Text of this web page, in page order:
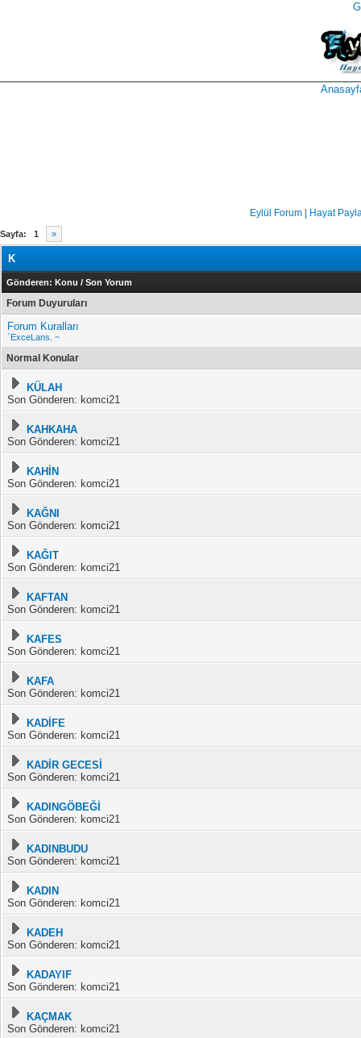
Eylül Forum | Hayat
Sayfa: 1 »
K
Gönderen: Konu / Son Yorum
Forum Duyuruları
Forum Kuralları
`ExceLans. ~
Normal Konular
KÜLAH
Son Gönderen: komci21
KAHKAHA
Son Gönderen: komci21
KAHİN
Son Gönderen: komci21
KAĞNI
Son Gönderen: komci21
KAĞIT
Son Gönderen: komci21
KAFTAN
Son Gönderen: komci21
KAFES
Son Gönderen: komci21
KAFA
Son Gönderen: komci21
KADİFE
Son Gönderen: komci21
KADİR GECESİ
Son Gönderen: komci21
KADINGÖBEĞİ
Son Gönderen: komci21
KADINBUDU
Son Gönderen: komci21
KADIN
Son Gönderen: komci21
KADEH
Son Gönderen: komci21
KADAYIF
Son Gönderen: komci21
KAÇMAK
Son Gönderen: komci21